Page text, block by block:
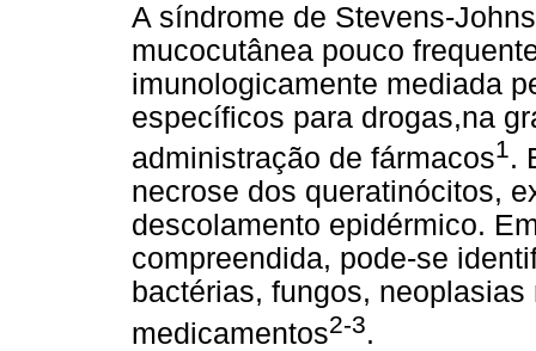
A síndrome de Stevens-
mucocutânea pouco
imunologicamente mediada
específicos para drogas,na
administração de fármacos1.
necrose dos queratinócitos,
descolamento epidérmico.
compreendida, pode-se
bactérias, fungos,
medicamentos2-3.